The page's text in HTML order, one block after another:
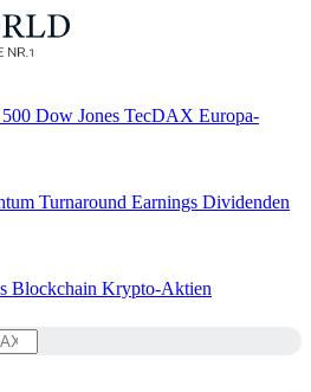
Dow Jones TecDAX Europa-
Turnaround Earnings Dividenden
Blockchain Krypto-Aktien